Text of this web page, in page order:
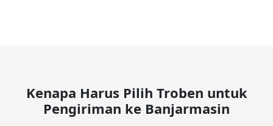
Kenapa Harus Pilih Troben untuk
Pengiriman ke Banjarmasin